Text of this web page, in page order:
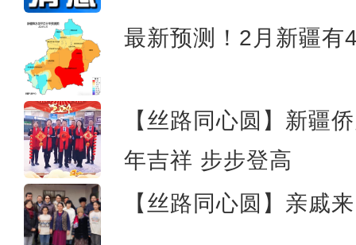
最新预测！2月新疆有
【丝路同心圆】新疆
年吉祥 步步登高
【丝路同心圆】亲戚